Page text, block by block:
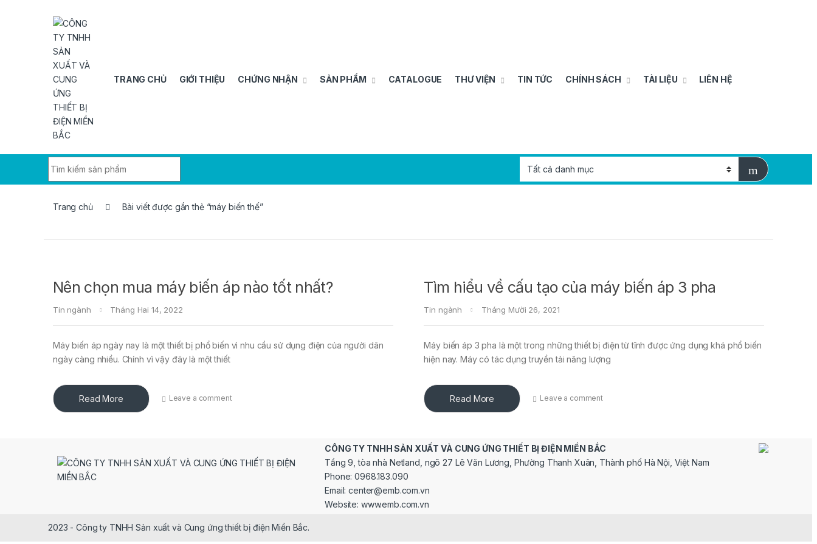
TRANG CHỦ GIỚI THIỆU CHỨNG NHẬN SẢN PHẨM CATALOGUE THƯ VIỆN TIN TỨC CHÍNH SÁCH TÀI LIỆU LIÊN HỆ
Trang chủ Bài viết được gắn thẻ “máy biến thế”
Nên chọn mua máy biến áp nào tốt nhất?
Tin ngành Tháng Hai 14, 2022
Máy biến áp ngày nay là một thiết bị phổ biến vì nhu cầu sử dụng điện của người dân
ngày càng nhiều. Chính vì vậy đây là một thiết
Read More Leave a comment
Tìm hiểu về cấu tạo của máy biến áp 3 pha
Tin ngành Tháng Mười 26, 2021
Máy biến áp 3 pha là một trong những thiết bị điện từ tĩnh được ứng dụng khá phổ biến
hiện nay. Máy có tác dụng truyền tải năng lượng
Read More Leave a comment
CÔNG TY TNHH SẢN XUẤT VÀ CUNG ỨNG THIẾT BỊ ĐIỆN MIỀN BẮC
Tầng 9, tòa nhà Netland, ngõ 27 Lê Văn Lương, Phường Thanh Xuân, Thành phố Hà Nội, Việt Nam
Phone: 0968.183.090
Email: center@emb.com.vn
Website: www.emb.com.vn
2023 - Công ty TNHH Sản xuất và Cung ứng thiết bị điện Miền Bắc.